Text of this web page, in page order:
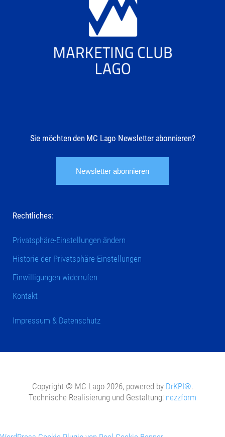
Sie möchten den MC Lago Newsletter abonnieren?
Newsletter abonnieren
Rechtliches:
Privatsphäre-Einstellungen ändern
Historie der Privatsphäre-Einstellungen
Einwilligungen widerrufen
Kontakt
Impressum & Datenschutz
Copyright © MC Lago 2026, powered by DrKPI®.
Technische Realisierung und Gestaltung: nezzform